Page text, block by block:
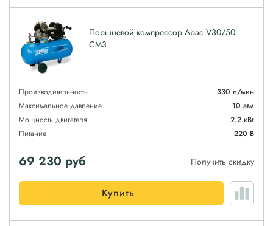
Поршневой компрессор Abac V30/50
CM3
Производительность
330 л/мин
Максимальное давление
10 атм
Мощность двигателя
2.2 кВт
Питание
220 В
69 230 руб Получить скидку
Купить